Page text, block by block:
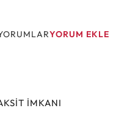
YORUM EKLE
İMKANI